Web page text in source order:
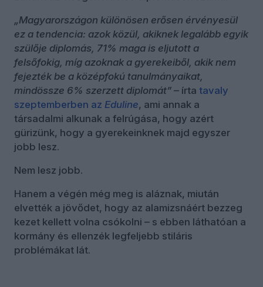
„Magyarországon különösen erősen érvényesül
ez a tendencia: azok közül, akiknek legalább egyik
szülője diplomás, 71% maga is eljutott a
felsőfokig, míg azoknak a gyerekeiből, akik nem
fejezték be a középfokú tanulmányaikat,
mindössze 6% szerzett diplomát” – írta tavaly
szeptemberben az Eduline, ami annak a
társadalmi alkunak a felrúgása, hogy azért
gürizünk, hogy a gyerekeinknek majd egyszer
jobb lesz.
Nem lesz jobb.
Hanem a végén még meg is aláznak, miután
elvették a jövődet, hogy az alamizsnáért bezzeg
kezet kellett volna csókolni – s ebben láthatóan a
kormány és ellenzék legfeljebb stiláris
problémákat lát.